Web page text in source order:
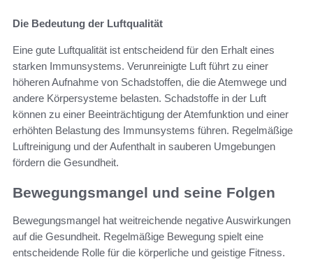
Die Bedeutung der Luftqualität
Eine gute Luftqualität ist entscheidend für den Erhalt eines
starken Immunsystems. Verunreinigte Luft führt zu einer
höheren Aufnahme von Schadstoffen, die die Atemwege und
andere Körpersysteme belasten. Schadstoffe in der Luft
können zu einer Beeinträchtigung der Atemfunktion und einer
erhöhten Belastung des Immunsystems führen. Regelmäßige
Luftreinigung und der Aufenthalt in sauberen Umgebungen
fördern die Gesundheit.
Bewegungsmangel und seine Folgen
Bewegungsmangel hat weitreichende negative Auswirkungen
auf die Gesundheit. Regelmäßige Bewegung spielt eine
entscheidende Rolle für die körperliche und geistige Fitness.